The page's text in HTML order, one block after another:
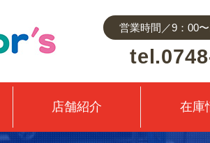
営業時間／9：00
店舗紹介 在庫